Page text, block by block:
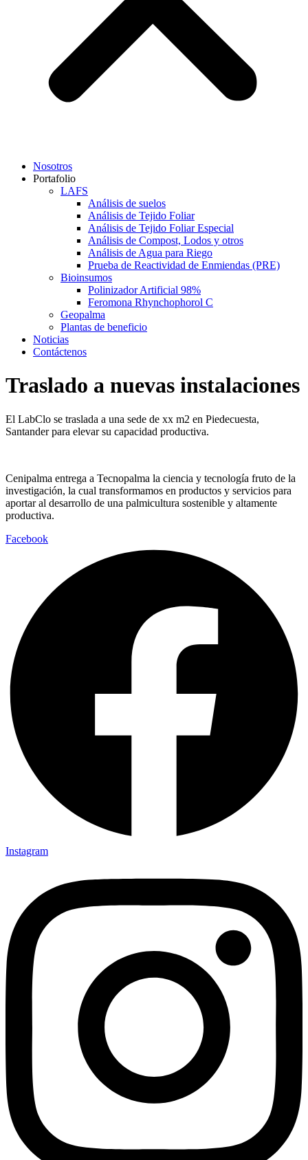
Nosotros
Portafolio
LAFS
Análisis de suelos
Análisis de Tejido Foliar
Análisis de Tejido Foliar Especial
Análisis de Compost, Lodos y otros
Análisis de Agua para Riego
Prueba de Reactividad de Enmiendas (PRE)
Bioinsumos
Polinizador Artificial 98%
Feromona Rhynchophorol C
Geopalma
Plantas de beneficio
Noticias
Contáctenos
Traslado a nuevas instalaciones
El LabClo se traslada a una sede de xx m2 en Piedecuesta,
Santander para elevar su capacidad productiva.
Cenipalma entrega a Tecnopalma la ciencia y tecnología fruto de la
investigación, la cual transformamos en productos y servicios para
aportar al desarrollo de una palmicultura sostenible y altamente
productiva.
Facebook
Instagram